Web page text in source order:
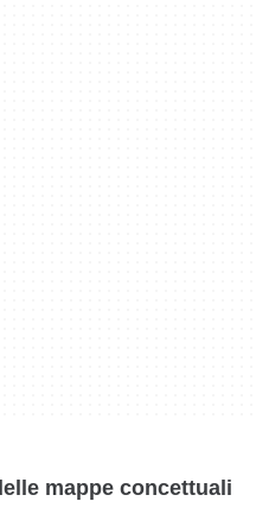
mappe concettuali